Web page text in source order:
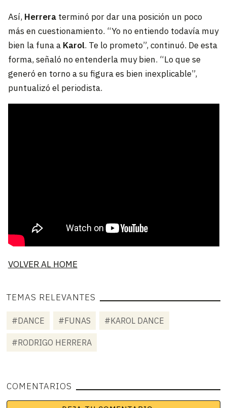
Así,Herreraterminó por dar una posición un poco
más en cuestionamiento. “Yo no entiendo todavía muy
bien la funa a Karol. Te lo prometo”, continuó. De esta
forma, señaló no entenderla muy bien. “Lo que se
generó en torno a su figura es bien inexplicable”,
puntualizó el periodista.
VOLVER AL HOME
TEMAS RELEVANTES
#DANCE #FUNAS #KAROL DANCE
#RODRIGO HERRERA
COMENTARIOS